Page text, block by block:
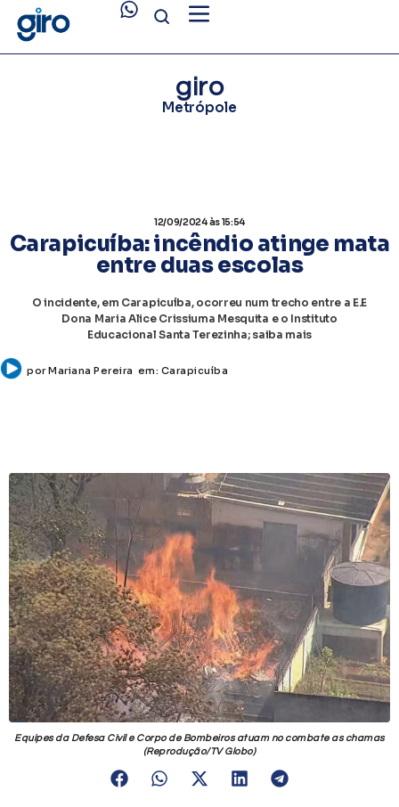
giro
Metrópole
12/09/2024às 15:54
Carapicuíba: incêndio atinge mata
entre duas escolas
O incidente, em Carapicuíba, ocorreu num trecho entre a E.E
Dona Maria Alice Crissiuma Mesquita e o Instituto
Educacional Santa Terezinha; saiba mais
porMariana Pereira em: Carapicuíba
Equipes da Defesa Civil e Corpo de Bombeiros atuam no combate as chamas
(Reprodução/TV Globo)